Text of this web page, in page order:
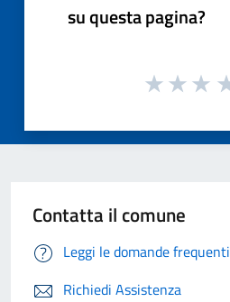
su questa pagina?
Contatta il comune
Leggi le domande frequenti
Richiedi Assistenza